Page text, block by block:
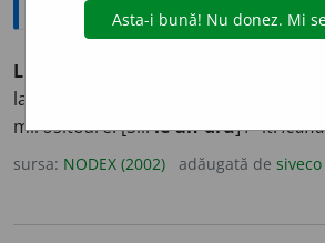
LE
Arbust
lanceolate și cu flori de mai
mirositoare. [Sil.le-an-dru] /<it.
sursa: NODEX (2002) adăugată de siveco